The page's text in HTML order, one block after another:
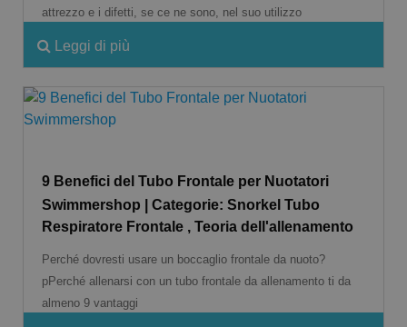
attrezzo e i difetti, se ce ne sono, nel suo utilizzo
Leggi di più
9 Benefici del Tubo Frontale per Nuotatori
Swimmershop | Categorie: Snorkel Tubo
Respiratore Frontale , Teoria dell'allenamento
Perché dovresti usare un boccaglio frontale da nuoto?
pPerché allenarsi con un tubo frontale da allenamento ti da
almeno 9 vantaggi